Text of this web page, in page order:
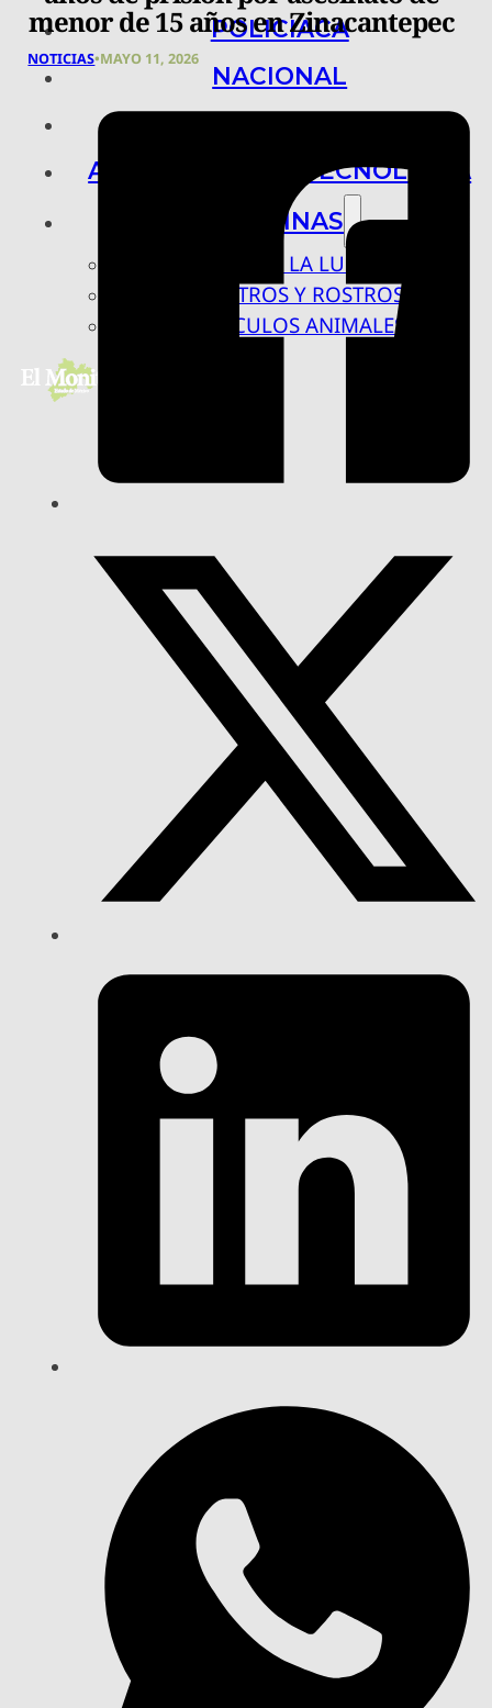
POLICIACA
NACIONAL
ARTE, CIENCIA Y TECNOLOGÍA
COLUMNAS
BAJO LA LUPA
RASTROS Y ROSTROS
VÍNCULOS ANIMALES
menor de 15 años en Zinacantepec
NOTICIAS•MAYO 11, 2026